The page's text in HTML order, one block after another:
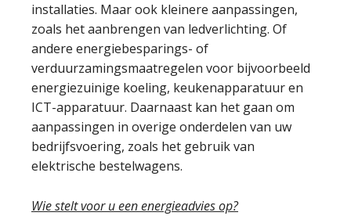
installaties. Maar ook kleinere aanpassingen,
zoals het aanbrengen van ledverlichting. Of
andere energiebesparings- of
verduurzamingsmaatregelen voor bijvoorbeeld
energiezuinige koeling, keukenapparatuur en
ICT-apparatuur. Daarnaast kan het gaan om
aanpassingen in overige onderdelen van uw
bedrijfsvoering, zoals het gebruik van
elektrische bestelwagens.
Wie stelt voor u een energieadvies op?